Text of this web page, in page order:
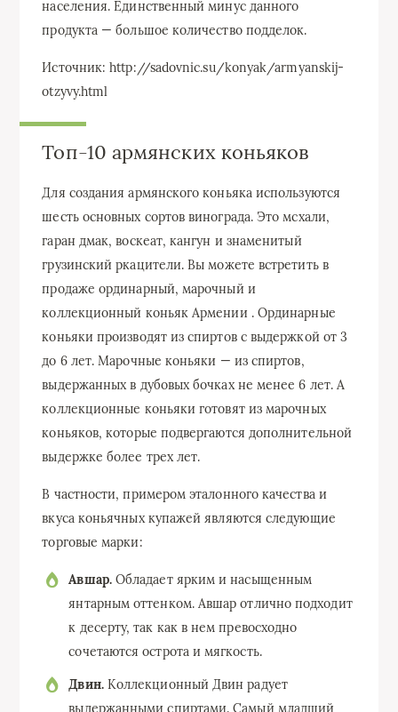
населения. Единственный минус данного
продукта — большое количество подделок.
Источник: http://sadovnic.su/konyak/armyanskij-
otzyvy.html
Топ-10 армянских коньяков
Для создания армянского коньяка используются
шесть основных сортов винограда. Это мсхали,
гаран дмак, воскеат, кангун и знаменитый
грузинский ркацители. Вы можете встретить в
продаже ординарный, марочный и
коллекционный коньяк Армении . Ординарные
коньяки производят из спиртов с выдержкой от 3
до 6 лет. Марочные коньяки — из спиртов,
выдержанных в дубовых бочках не менее 6 лет. А
коллекционные коньяки готовят из марочных
коньяков, которые подвергаются дополнительной
выдержке более трех лет.
В частности, примером эталонного качества и
вкуса коньячных купажей являются следующие
торговые марки:
Авшар.Обладает ярким и насыщенным
янтарным оттенком. Авшар отлично подходит
к десерту, так как в нем превосходно
сочетаются острота и мягкость.
Двин.Коллекционный Двин радует
выдержанными спиртами. Самый младший